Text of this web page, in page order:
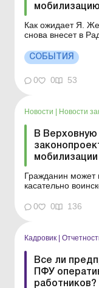
Как ожидает Я.
снова внесет в
Мобилизация
работодателю Мобилизация военнообязанного
хозяйствования
СОБЫТИЯ
0 0 53
Новости Новости
В Верховную
мобилизации
Гражданин может
касательно
Детальнее см. ниже.
работника: что
предлагает ...
0 0 136
Кадровик
Все ли
ПФУ
работников?